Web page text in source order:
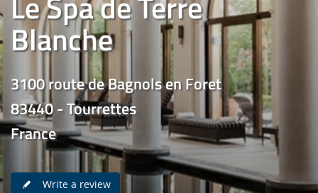
Blanche
3100 route de Bagnols en Foret
83440 - Tourrettes
France
Write a review